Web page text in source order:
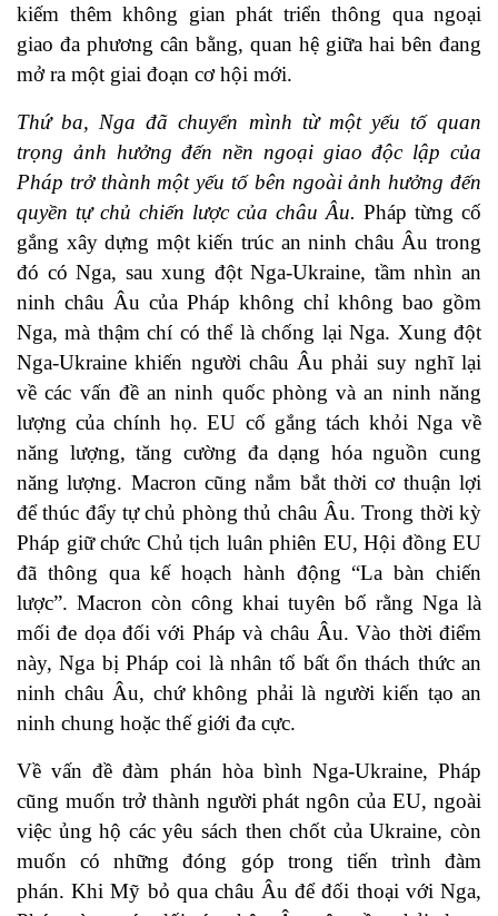
kiếm thêm không gian phát triển thông qua ngoại
giao đa phương cân bằng, quan hệ giữa hai bên đang
mở ra một giai đoạn cơ hội mới.
Thứ ba, Nga đã chuyển mình từ một yếu tố quan
trọng ảnh hưởng đến nền ngoại giao độc lập của
Pháp trở thành một yếu tố bên ngoài ảnh hưởng đến
quyền tự chủ chiến lược của châu Âu. Pháp từng cố
gắng xây dựng một kiến trúc an ninh châu Âu trong
đó có Nga, sau xung đột Nga-Ukraine, tầm nhìn an
ninh châu Âu của Pháp không chỉ không bao gồm
Nga, mà thậm chí có thể là chống lại Nga. Xung đột
Nga-Ukraine khiến người châu Âu phải suy nghĩ lại
về các vấn đề an ninh quốc phòng và an ninh năng
lượng của chính họ. EU cố gắng tách khỏi Nga về
năng lượng, tăng cường đa dạng hóa nguồn cung
năng lượng. Macron cũng nắm bắt thời cơ thuận lợi
để thúc đẩy tự chủ phòng thủ châu Âu. Trong thời kỳ
Pháp giữ chức Chủ tịch luân phiên EU, Hội đồng EU
đã thông qua kế hoạch hành động “La bàn chiến
lược”. Macron còn công khai tuyên bố rằng Nga là
mối đe dọa đối với Pháp và châu Âu. Vào thời điểm
này, Nga bị Pháp coi là nhân tố bất ổn thách thức an
ninh châu Âu, chứ không phải là người kiến tạo an
ninh chung hoặc thế giới đa cực.
Về vấn đề đàm phán hòa bình Nga-Ukraine, Pháp
cũng muốn trở thành người phát ngôn của EU, ngoài
việc ủng hộ các yêu sách then chốt của Ukraine, còn
muốn có những đóng góp trong tiến trình đàm
phán. Khi Mỹ bỏ qua châu Âu để đối thoại với Nga,